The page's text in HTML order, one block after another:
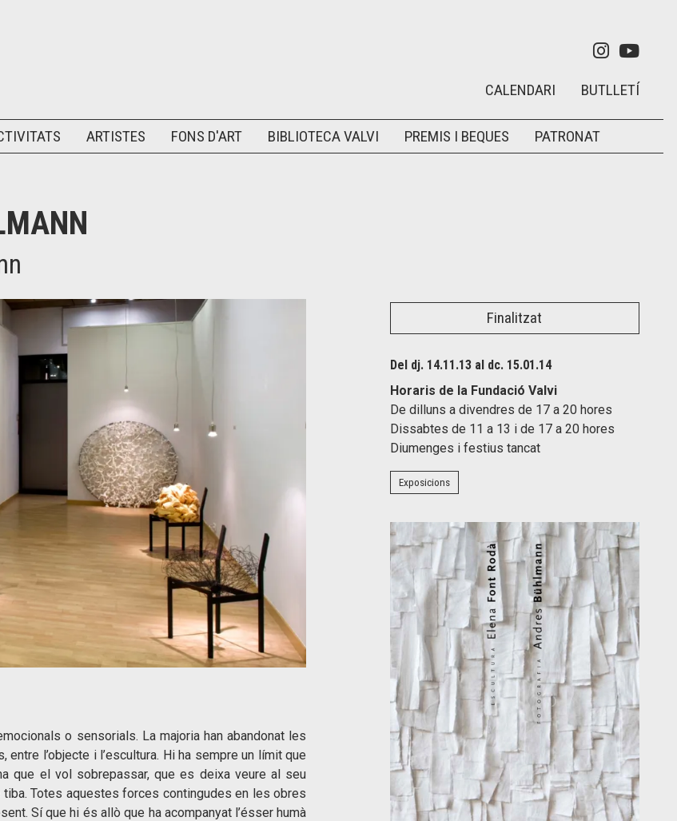
Link aLink
BUTLLETÍ
CALENDARI
ARTISTES FONS D'ART BIBLIOTECA VALVI PREMIS I BEQUES PATRONAT
Finalitzat
Del dj. 14.11.13al dc. 15.01.14
Horaris de la Fundació Valvi
De dilluns a divendres de 17 a 20 hores
Dissabtes de 11 a 13 i de 17 a 20 hores
Diumenges i festius tancat
Exposicions
o sensorials. La majoria han abandonat les
l’objecte i l’escultura. Hi ha sempre un límit que
que el vol sobrepassar, que es deixa veure al seu
tiba. Totes aquestes forces contingudes en les obres
Sí que hi és allò que ha acompanyat l’ésser humà